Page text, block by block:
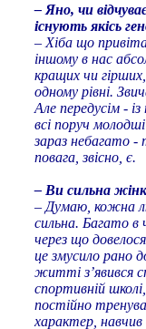
– Яно, чи
існують якісь
– Хіба що
іншому в нас
кращих чи
одному рівні.
Але передусім -
всі поруч
зараз небагато
повага, звісно, є.
– Ви сильна
– Думаю, кожна
сильна. Багато
через що
це змусило рано
житті з’явився
спортивній
постійно
характер, навчив